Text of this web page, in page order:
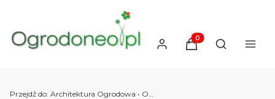
Produkty w
Otwórz
Przejdź do: Architektura Ogrodowa • Ogrodoneo.pl